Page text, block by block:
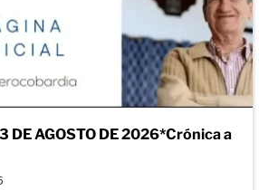
DE AGOSTO DE 2026*Crónica a